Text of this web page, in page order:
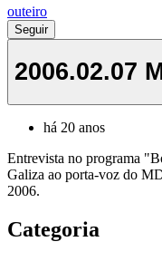
outeiro
Seguir
2006.02.07
há 20 anos
Entrevista no programa
Galiza ao porta-voz do
2006.
Categoria